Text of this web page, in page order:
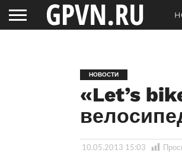
НОВОСТИ
«Let’s
10.05.2013 15:03